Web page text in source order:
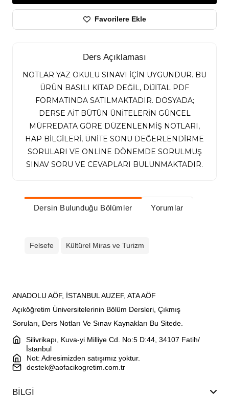
Favorilere Ekle
Ders Açıklaması
NOTLAR YAZ OKULU SINAVI İÇİN UYGUNDUR. BU
ÜRÜN BASILI KİTAP DEĞİL, DİJİTAL PDF
FORMATINDA SATILMAKTADIR. DOSYADA;
DERSE AİT BÜTÜN ÜNİTELERİN GÜNCEL
MÜFREDATA GÖRE DÜZENLENMİŞ NOTLARI,
HAP BİLGİLERİ, ÜNİTE SONU DEĞERLENDİRME
SORULARI VE ONLİNE DÖNEMDE SORULMUŞ
SINAV SORU VE CEVAPLARI BULUNMAKTADIR.
Dersin Bulunduğu Bölümler Yorumlar
Felsefe Kültürel Miras ve Turizm
ANADOLU AÖF, İSTANBUL AUZEF, ATA AÖF
Açıköğretim Üniversitelerinin Bölüm Dersleri, Çıkmış
Soruları, Ders Notları Ve Sınav Kaynakları Bu Sitede.
Silivrikapı, Kuva-yi Milliye Cd. No:5 D:44, 34107 Fatih/
İstanbul
Not: Adresimizden satışımız yoktur.
destek@aofacikogretim.com.tr
BİLGİ